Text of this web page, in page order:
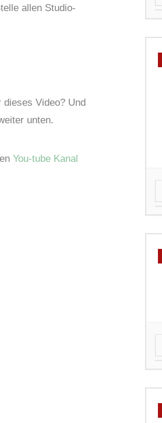
allen Studio-
Video? Und
unten.
You-tube Kanal